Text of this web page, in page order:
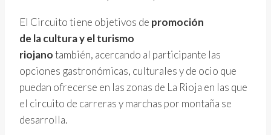
El Circuito tiene objetivos de promoción
de la cultura y el turismo
riojanotambién, acercando al participante las
opciones gastronómicas, culturales y de ocio que
puedan ofrecerse en las zonas de La Rioja en las que
el circuito de carreras y marchas por montaña se
desarrolla.